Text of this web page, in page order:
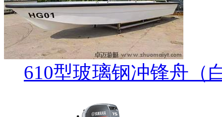
610型玻璃钢冲锋舟（